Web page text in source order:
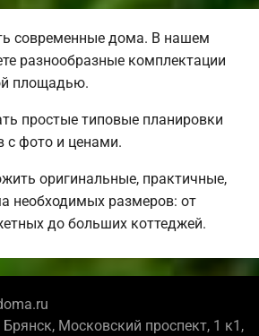
современные дома. В нашем
разнообразные комплектации
площадью.
простые типовые планировки
с фото и ценами.
оригинальные, практичные,
необходимых размеров: от
до больших коттеджей.
Брянск, Московский проспект, 1 к1,